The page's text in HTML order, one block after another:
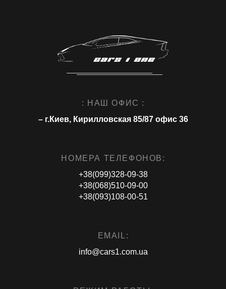
: НАШ ОФИС :
– г.Киев, Кирилловская 85/87 офис 36
НОМЕРА ТЕЛЕФОНОВ:
+38(099)328-09-38
+38(068)510-09-00
+38(093)108-00-51
EMAIL:
info@cars1.com.ua